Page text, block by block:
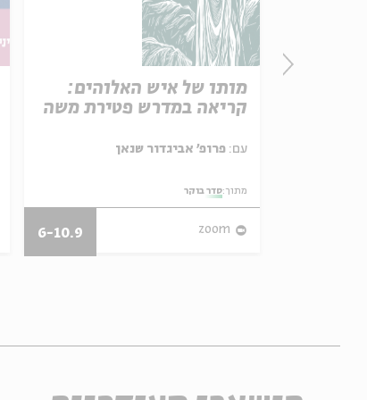
מותו של איש האלוהים:
קריאה במדרש פטירת משה
עם:
מתוך:סדר בוקר
zoom
6-10.9